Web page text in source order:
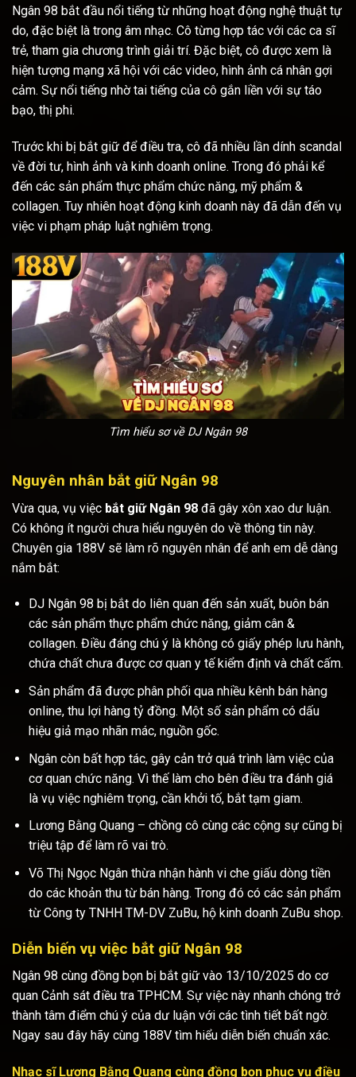
Ngân 98 bắt đầu nổi tiếng từ những hoạt động nghệ thuật tự
do, đặc biệt là trong âm nhạc. Cô từng hợp tác với các ca sĩ
trẻ, tham gia chương trình giải trí. Đặc biệt, cô được xem là
hiện tượng mạng xã hội với các video, hình ảnh cá nhân gợi
cảm. Sự nổi tiếng nhờ tai tiếng của cô gắn liền với sự táo
bạo, thị phi.
Trước khi bị bắt giữ để điều tra, cô đã nhiều lần dính scandal
về đời tư, hình ảnh và kinh doanh online. Trong đó phải kể
đến các sản phẩm thực phẩm chức năng, mỹ phẩm &
collagen. Tuy nhiên hoạt động kinh doanh này đã dẫn đến vụ
việc vi phạm pháp luật nghiêm trọng.
Tìm hiểu sơ về DJ Ngân 98
Nguyên nhân bắt giữ Ngân 98
Vừa qua, vụ việc bắt giữ Ngân 98 đã gây xôn xao dư luận.
Có không ít người chưa hiểu nguyên do về thông tin này.
Chuyên gia 188V sẽ làm rõ nguyên nhân để anh em dễ dàng
nắm bắt:
DJ Ngân 98 bị bắt do liên quan đến sản xuất, buôn bán
các sản phẩm thực phẩm chức năng, giảm cân &
collagen. Điều đáng chú ý là không có giấy phép lưu hành,
chứa chất chưa được cơ quan y tế kiểm định và chất cấm.
Sản phẩm đã được phân phối qua nhiều kênh bán hàng
online, thu lợi hàng tỷ đồng. Một số sản phẩm có dấu
hiệu giả mạo nhãn mác, nguồn gốc.
Ngân còn bất hợp tác, gây cản trở quá trình làm việc của
cơ quan chức năng. Vì thế làm cho bên điều tra đánh giá
là vụ việc nghiêm trọng, cần khởi tố, bắt tạm giam.
Lương Bằng Quang – chồng cô cùng các cộng sự cũng bị
triệu tập để làm rõ vai trò.
Võ Thị Ngọc Ngân thừa nhận hành vi che giấu dòng tiền
do các khoản thu từ bán hàng. Trong đó có các sản phẩm
từ Công ty TNHH TM-DV ZuBu, hộ kinh doanh ZuBu shop.
Diễn biến vụ việc bắt giữ Ngân 98
Ngân 98 cùng đồng bọn bị bắt giữ vào 13/10/2025 do cơ
quan Cảnh sát điều tra TPHCM. Sự việc này nhanh chóng trở
thành tâm điểm chú ý của dư luận với các tình tiết bất ngờ.
Ngay sau đây hãy cùng 188V tìm hiểu diễn biến chuẩn xác.
Nhạc sĩ Lương Bằng Quang cùng đồng bọn phục vụ điều